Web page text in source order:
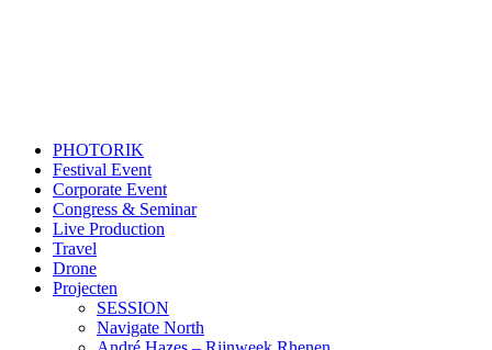
PHOTORIK
Festival Event
Corporate Event
Congress & Seminar
Live Production
Travel
Drone
Projecten
SESSION
Navigate North